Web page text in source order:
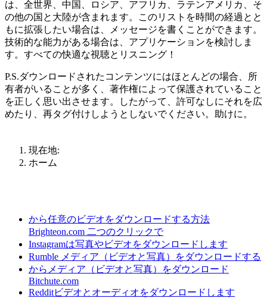
は、全世界、中国、ロシア、アフリカ、ラテンアメリカ、そ
の他の国と大陸が含まれます。このリストを時間の経過とと
もに拡張したい場合は、メッセージを書くことができます。
技術的な能力がある場合は、アプリケーションを検討しま
す。すべての快適な視聴とリスニング！
P.S.ダウンロードされたコンテンツにはほとんどの場合、所
有者がいることが多く、著作権によって保護されていること
を正しく思い出させます。したがって、許可なしにそれを広
めたり、再タグ付けしようとしないでください。助けに。
現在地:
ホーム
から任意のビデオをダウンロードする方法
Brighteon.com 二つのクリックで
Instagramは写真やビデオをダウンロードします
Rumble メディア（ビデオと写真）をダウンロードする
からメディア（ビデオと写真）をダウンロード
Bitchute.com
Redditビデオとオーディオをダウンロードします